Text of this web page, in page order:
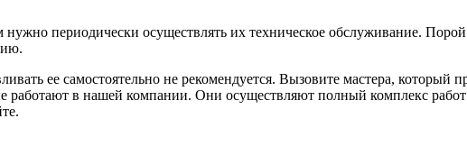
периодически осуществлять их техническое обслуживание.
ее самостоятельно не рекомендуется. Вызовите мастера, который
работают в нашей компании. Они осуществляют полный комплекс